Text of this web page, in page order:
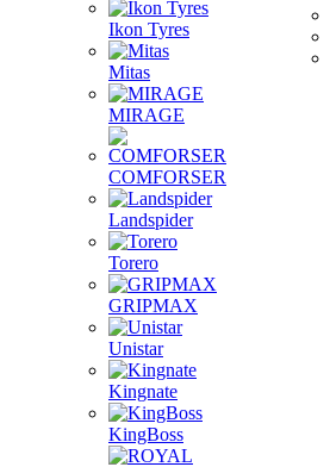
Ikon Tyres
Mitas
MIRAGE
COMFORSER
Landspider
Torero
GRIPMAX
Unistar
Kingnate
KingBoss